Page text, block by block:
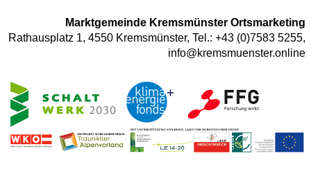
Marktgemeinde Kremsmünster Ortsmarketing
Rathausplatz 1, 4550 Kremsmünster, Tel.: +43 (0)7583 5255,
info@kremsmuenster.online